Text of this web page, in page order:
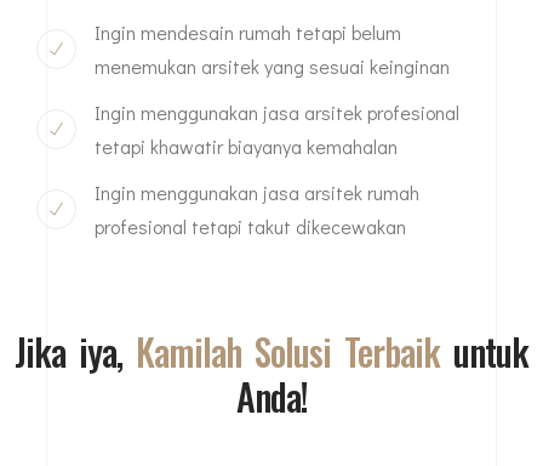
Ingin mendesain rumah tetapi belum
menemukan arsitek yang sesuai keinginan
Ingin menggunakan jasa arsitek profesional
tetapi khawatir biayanya kemahalan
Ingin menggunakan jasa arsitek rumah
profesional tetapi takut dikecewakan
Jika iya, Kamilah Solusi Terbaikuntuk
Anda!